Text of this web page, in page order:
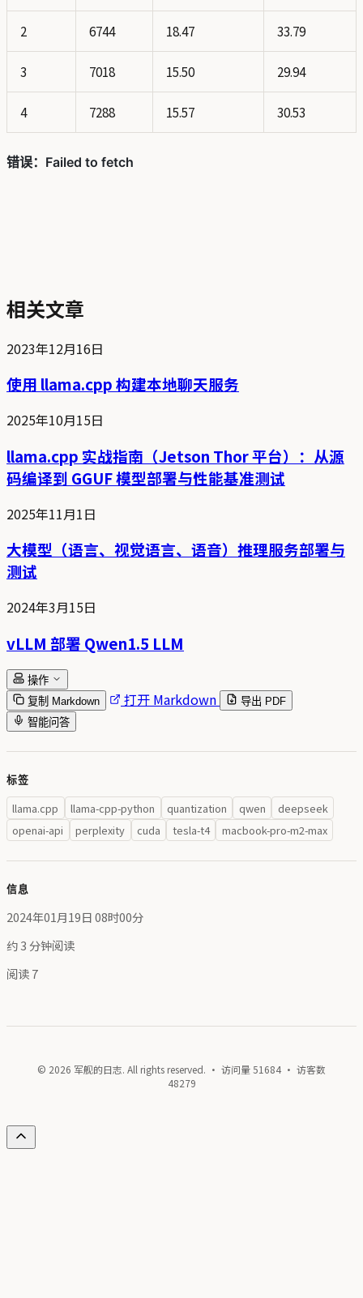
2 6744 18.47 33.79
3 7018 15.50 29.94
4 7288 15.57 30.53
相关文章
2023年12月16日
使用 llama.cpp 构建本地聊天服务
2025年10月15日
llama.cpp 实战指南（Jetson Thor 平台）：从源
码编译到 GGUF 模型部署与性能基准测试
2025年11月1日
大模型（语言、视觉语言、语音）推理服务部署与
测试
2024年3月15日
vLLM 部署 Qwen1.5 LLM
操作
复制 Markdown
打开 Markdown
导出 PDF
智能问答
标签
llama.cpp llama-cpp-python quantization qwen
deepseek
openai-api
perplexity cuda tesla-t4 macbook-pro-m2-max
信息
2024年01月19日 08时00分
约 3 分钟阅读
阅读7
© 2026 军舰的日志. All rights reserved. · 访问量51684 · 访客数
48279